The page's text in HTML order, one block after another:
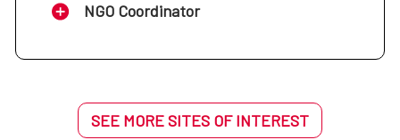
NGO Coordinator
SEE MORE SITES OF INTEREST